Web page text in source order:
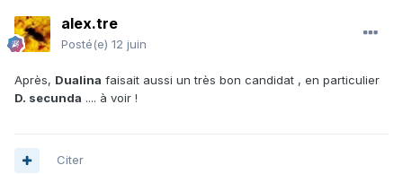
alex.tre
Posté(e) 12 juin
Après, Dualina faisait aussi un très bon candidat , en particulier
D. secunda .... à voir !
Citer